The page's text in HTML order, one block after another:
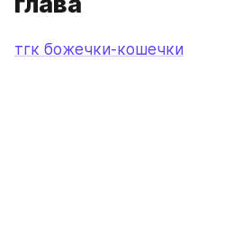
тгк божечки-кошечки